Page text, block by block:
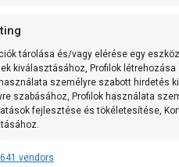
tárolása és/vagy elérése egy
kiválasztásához, Profilok
személyre szabott hirdetés
szabásához, Profilok használata
fejlesztése és tökéletesítése,
vendors